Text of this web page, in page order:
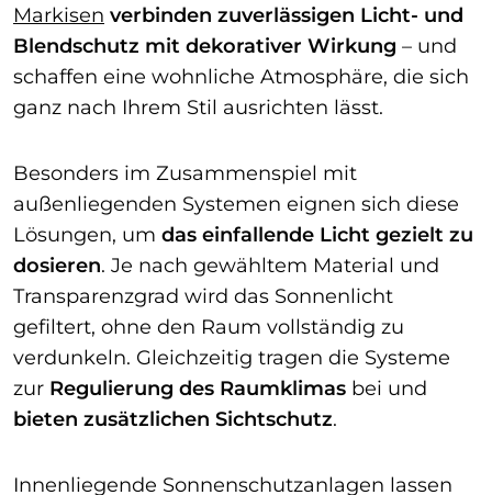
Markisen verbinden zuverlässigen Licht- und
Blendschutz mit dekorativer Wirkung – und
schaffen eine wohnliche Atmosphäre, die sich
ganz nach Ihrem Stil ausrichten lässt.
Besonders im Zusammenspiel mit
außenliegenden Systemen eignen sich diese
Lösungen, um das einfallende Licht gezielt zu
dosieren. Je nach gewähltem Material und
Transparenzgrad wird das Sonnenlicht
gefiltert, ohne den Raum vollständig zu
verdunkeln. Gleichzeitig tragen die Systeme
zur Regulierung des Raumklimas bei und
bieten zusätzlichen Sichtschutz.
Innenliegende Sonnenschutzanlagen lassen